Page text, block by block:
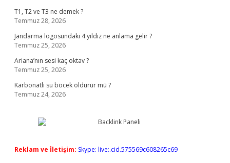
T1, T2 ve T3 ne demek ?
Temmuz 28, 2026
Jandarma logosundaki 4 yıldız ne anlama gelir ?
Temmuz 25, 2026
Ariana’nın sesi kaç oktav ?
Temmuz 25, 2026
Karbonatlı su böcek öldürür mü ?
Temmuz 24, 2026
Reklam ve İletişim: Skype: live:.cid.575569c608265c69